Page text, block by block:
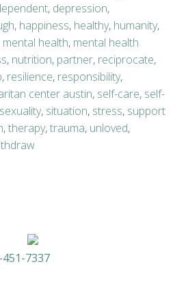
, depression,
, happiness, healthy, humanity,
mental health, mental health
, nutrition, partner, reciprocate,
, resilience, responsibility,
center austin, self-care, self-
sexuality, situation, stress, support
,therapy,trauma, unloved,
7337